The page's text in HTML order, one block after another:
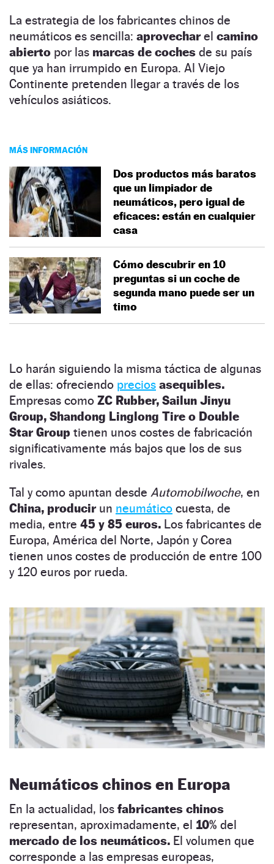
La estrategia de los fabricantes chinos de
neumáticos es sencilla: aprovecharel camino
abierto por las marcas de coches de su país
que ya han irrumpido en Europa. Al Viejo
Continente pretenden llegar a través de los
vehículos asiáticos.
MÁS INFORMACIÓN
Dos productos más baratos
que un limpiador de
neumáticos, pero igual de
eficaces: están en cualquier
casa
Cómo descubrir en 10
preguntas si un coche de
segunda mano puede ser un
timo
Lo harán siguiendo la misma táctica de algunas
de ellas: ofreciendo precios asequibles.
Empresas como ZC Rubber, Sailun Jinyu
Group, Shandong Linglong Tire o Double
Star Group tienen unos costes de fabricación
significativamente más bajos que los de sus
rivales.
Tal y como apuntan desde Automobilwoche, en
China, producir un neumático cuesta, de
media, entre 45 y 85 euros. Los fabricantes de
Europa, América del Norte, Japón y Corea
tienen unos costes de producción de entre 100
y 120 euros por rueda.
Neumáticos chinos en Europa
En la actualidad, los fabricantes chinos
representan, aproximadamente, el 10% del
mercado de los neumáticos. El volumen que
corresponde a las empresas europeas,